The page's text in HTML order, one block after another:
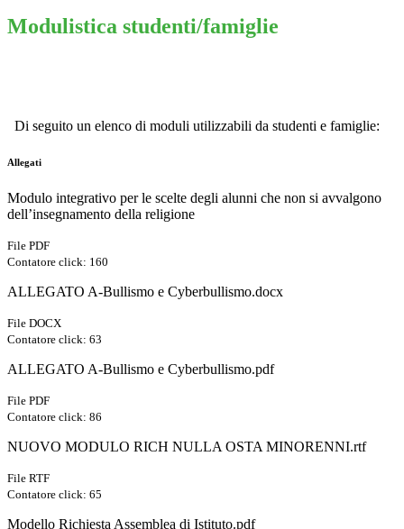
Modulistica studenti/famiglie
Di seguito un elenco di moduli utilizzabili da studenti e famiglie:
Allegati
Modulo integrativo per le scelte degli alunni che non si avvalgono
dell’insegnamento della religione
File PDF
Contatore click: 160
ALLEGATO A-Bullismo e Cyberbullismo.docx
File DOCX
Contatore click: 63
ALLEGATO A-Bullismo e Cyberbullismo.pdf
File PDF
Contatore click: 86
NUOVO MODULO RICH NULLA OSTA MINORENNI.rtf
File RTF
Contatore click: 65
Modello Richiesta Assemblea di Istituto.pdf